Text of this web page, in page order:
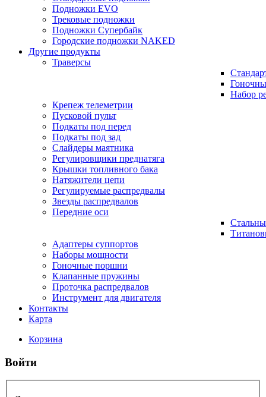
Подножки EVO
Трековые подножки
Подножки Супербайк
Городские подножки NAKED
Другие продукты
Траверсы
Набор
Крепеж телеметрии
Пусковой пульт
Подкаты под перед
Подкаты под зад
Слайдеры маятника
Регулировщики преднатяга
Крышки топливного бака
Натяжители цепи
Регулируемые распредвалы
Звезды распредвалов
Передние оси
Адаптеры суппортов
Наборы мощности
Гоночные поршни
Клапанные пружины
Проточка распредвалов
Инструмент для двигателя
Контакты
Карта
Корзина
Войти